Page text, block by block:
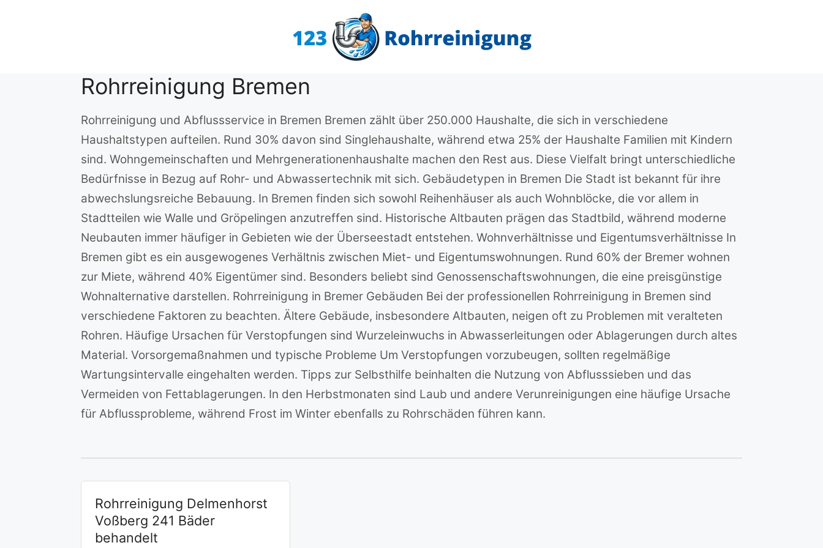
Rohrreinigung Bremen
Rohrreinigung und Abflussservice in Bremen Bremen zählt über 250.000 Haushalte, die sich in verschiedene
Haushaltstypen aufteilen. Rund 30% davon sind Singlehaushalte, während etwa 25% der Haushalte Familien mit Kindern
sind. Wohngemeinschaften und Mehrgenerationenhaushalte machen den Rest aus. Diese Vielfalt bringt unterschiedliche
Bedürfnisse in Bezug auf Rohr- und Abwassertechnik mit sich. Gebäudetypen in Bremen Die Stadt ist bekannt für ihre
abwechslungsreiche Bebauung. In Bremen finden sich sowohl Reihenhäuser als auch Wohnblöcke, die vor allem in
Stadtteilen wie Walle und Gröpelingen anzutreffen sind. Historische Altbauten prägen das Stadtbild, während moderne
Neubauten immer häufiger in Gebieten wie der Überseestadt entstehen. Wohnverhältnisse und Eigentumsverhältnisse In
Bremen gibt es ein ausgewogenes Verhältnis zwischen Miet- und Eigentumswohnungen. Rund 60% der Bremer wohnen
zur Miete, während 40% Eigentümer sind. Besonders beliebt sind Genossenschaftswohnungen, die eine preisgünstige
Wohnalternative darstellen. Rohrreinigung in Bremer Gebäuden Bei der professionellen Rohrreinigung in Bremen sind
verschiedene Faktoren zu beachten. Ältere Gebäude, insbesondere Altbauten, neigen oft zu Problemen mit veralteten
Rohren. Häufige Ursachen für Verstopfungen sind Wurzeleinwuchs in Abwasserleitungen oder Ablagerungen durch altes
Material. Vorsorgemaßnahmen und typische Probleme Um Verstopfungen vorzubeugen, sollten regelmäßige
Wartungsintervalle eingehalten werden. Tipps zur Selbsthilfe beinhalten die Nutzung von Abflusssieben und das
Vermeiden von Fettablagerungen. In den Herbstmonaten sind Laub und andere Verunreinigungen eine häufige Ursache
für Abflussprobleme, während Frost im Winter ebenfalls zu Rohrschäden führen kann.
Rohrreinigung Delmenhorst
Voßberg 241 Bäder
behandelt